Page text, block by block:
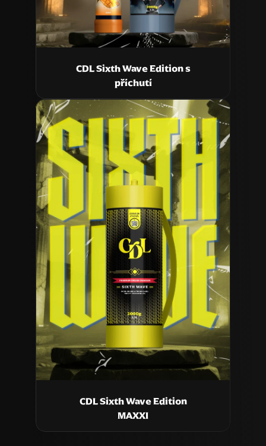
CDL Sixth Wave Edition s
příchutí
CDL Sixth Wave Edition
MAXXI